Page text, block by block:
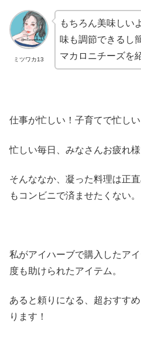
ミツワカ13
もちろん美味しい
味も調節できるし
マカロニチーズを
仕事が忙しい！子育てで忙しい
忙しい毎日、みなさんお疲れ様
そんななか、凝った料理は正
もコンビニで済ませたくない。
私がアイハーブで購入したア
度も助けられたアイテム。
あると頼りになる、超おすす
ります！